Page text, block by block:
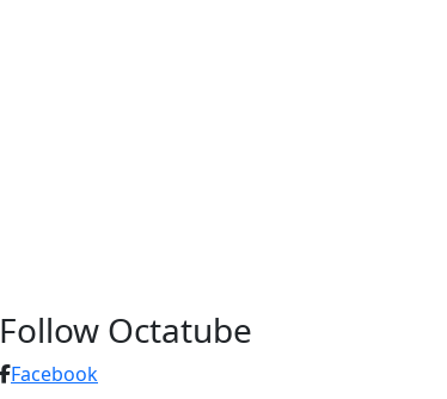
Follow Octatube
Facebook